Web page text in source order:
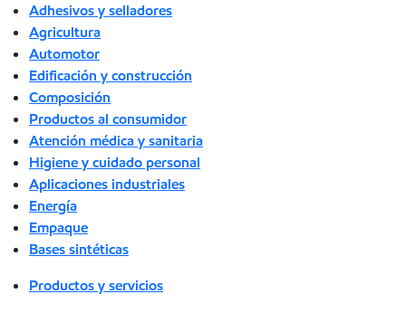
Adhesivos y selladores
Agricultura
Automotor
Edificación y construcción
Composición
Productos al consumidor
Atención médica y sanitaria
Higiene y cuidado personal
Aplicaciones industriales
Energía
Empaque
Bases sintéticas
Productos y servicios